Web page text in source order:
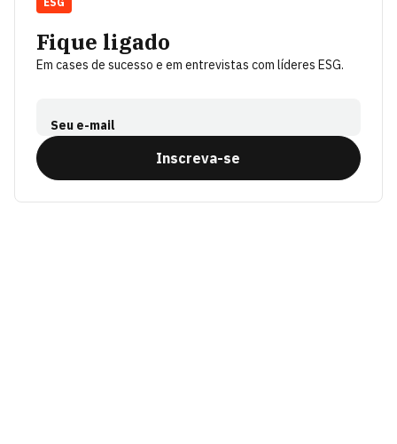
Fique ligado
Em cases de sucesso e em entrevistas com líderes ESG.
Seu e-mail
Inscreva-se